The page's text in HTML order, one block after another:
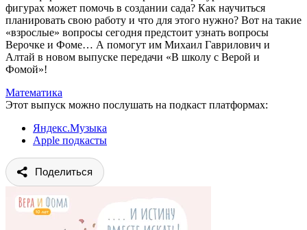
фигурах может помочь в создании сада? Как научиться
планировать свою работу и что для этого нужно? Вот на такие
«взрослые» вопросы сегодня предстоит узнать вопросы
Верочке и Фоме… А помогут им Михаил Гаврилович и
Алтай в новом выпуске передачи «В школу с Верой и
Фомой»!
Математика
Этот выпуск можно послушать на подкаст платформах:
Яндекс.Музыка
Apple подкасты
Поделиться